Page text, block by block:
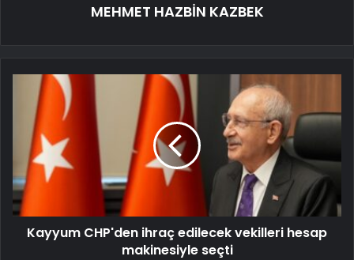
MEHMET HAZBİN KAZBEK
Kayyum CHP'den ihraç edilecek vekilleri hesap
makinesiyle seçti